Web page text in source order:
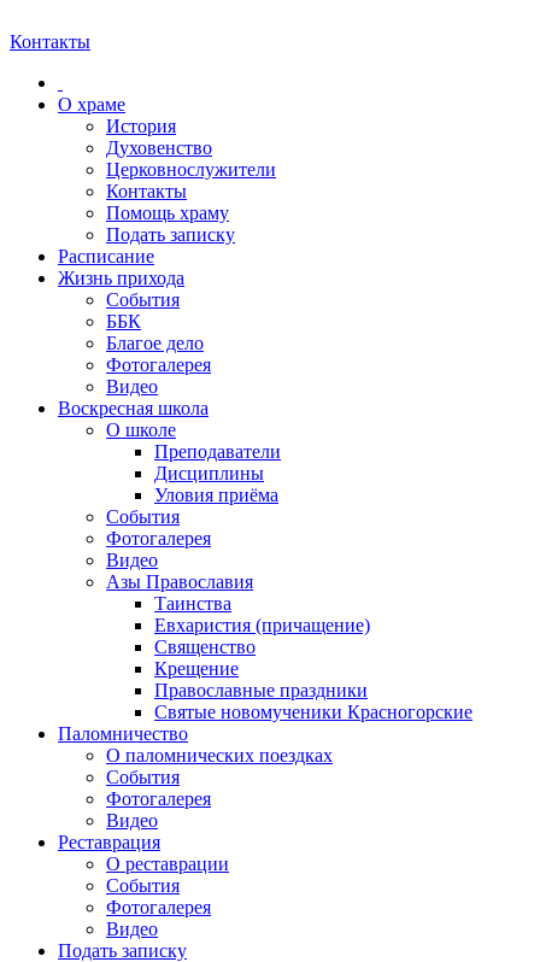
Контакты
О храме
История
Духовенство
Церковнослужители
Контакты
Помощь храму
Подать записку
Расписание
Жизнь прихода
События
ББК
Благое дело
Фотогалерея
Видео
Воскресная школа
О школе
Преподаватели
Дисциплины
Уловия приёма
События
Фотогалерея
Видео
Азы Православия
Таинства
Евхаристия (причащение)
Священство
Крещение
Православные праздники
Святые новомученики Красногорские
Паломничество
О паломнических поездках
События
Фотогалерея
Видео
Реставрация
О реставрации
События
Фотогалерея
Видео
Подать записку